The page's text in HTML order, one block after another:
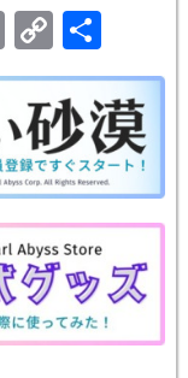
E
m
ail
C
o
p
y
Li
n
k
有